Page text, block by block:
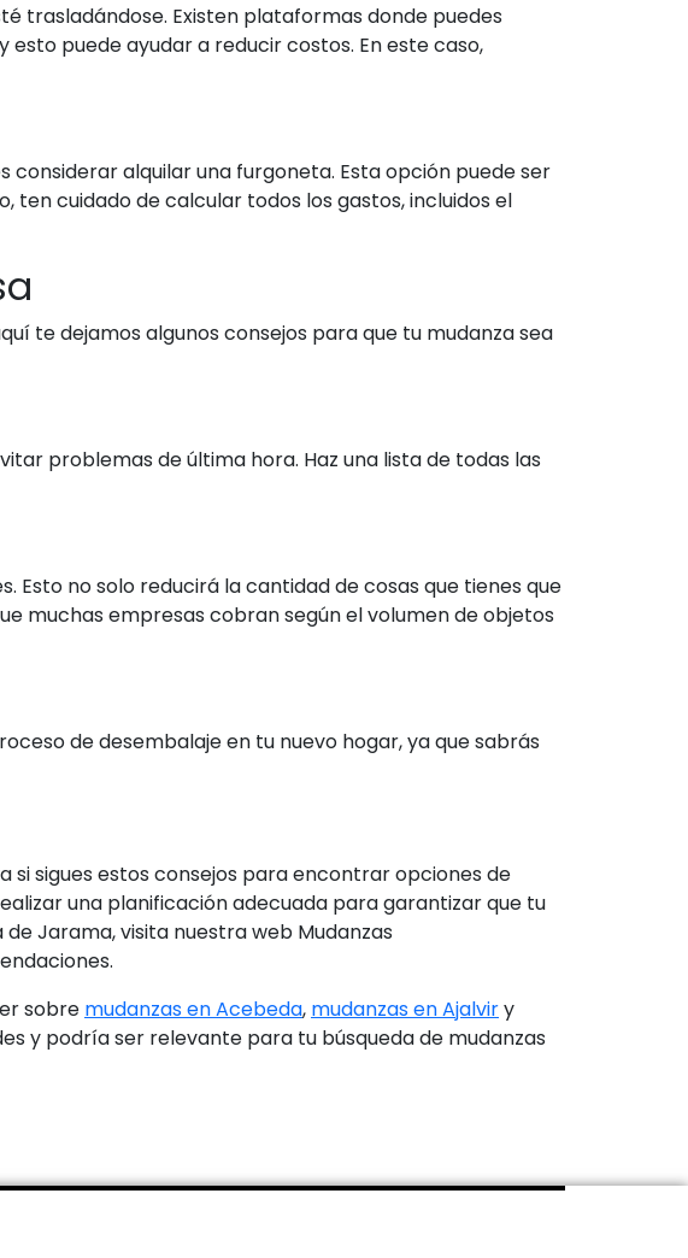
trasladándose. Existen plataformas donde puedes
puede ayudar a reducir costos. En este caso,
considerar alquilar una furgoneta. Esta opción puede ser
ten cuidado de calcular todos los gastos, incluidos el
te dejamos algunos consejos para que tu mudanza sea
problemas de última hora. Haz una lista de todas las
Esto no solo reducirá la cantidad de cosas que tienes que
muchas empresas cobran según el volumen de objetos
de desembalaje en tu nuevo hogar, ya que sabrás
sigues estos consejos para encontrar opciones de
una planificación adecuada para garantizar que tu
Jarama, visita nuestra web Mudanzas
sobre mudanzas en Acebeda, mudanzas en Ajalviry
y podría ser relevante para tu búsqueda de mudanzas